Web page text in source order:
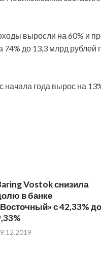
выросли на 60% и
до 13,3 млрд
начала года вырос на
Vostok снизила
в банке
с 42,33% до